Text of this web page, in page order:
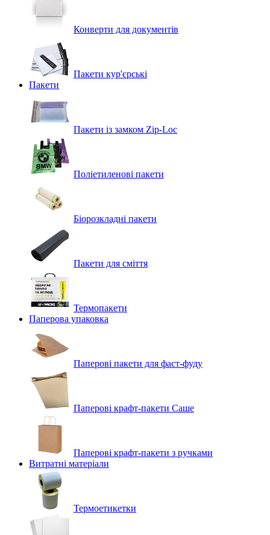
Конверти для документів
Пакети кур'єрські
Пакети
Пакети із замком Zip-Loc
Поліетиленові пакети
Біорозкладні пакети
Пакети для сміття
Термопакети
Паперова упаковка
Паперові пакети для фаст-фуду
Паперові крафт-пакети Саше
Паперові крафт-пакети з ручками
Витратні матеріали
Термоетикетки